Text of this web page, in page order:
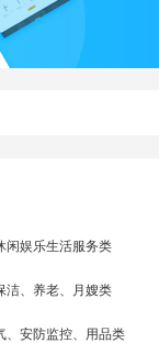
闲娱乐生活服务类
洁、养老、月嫂类
、安防监控、用品类